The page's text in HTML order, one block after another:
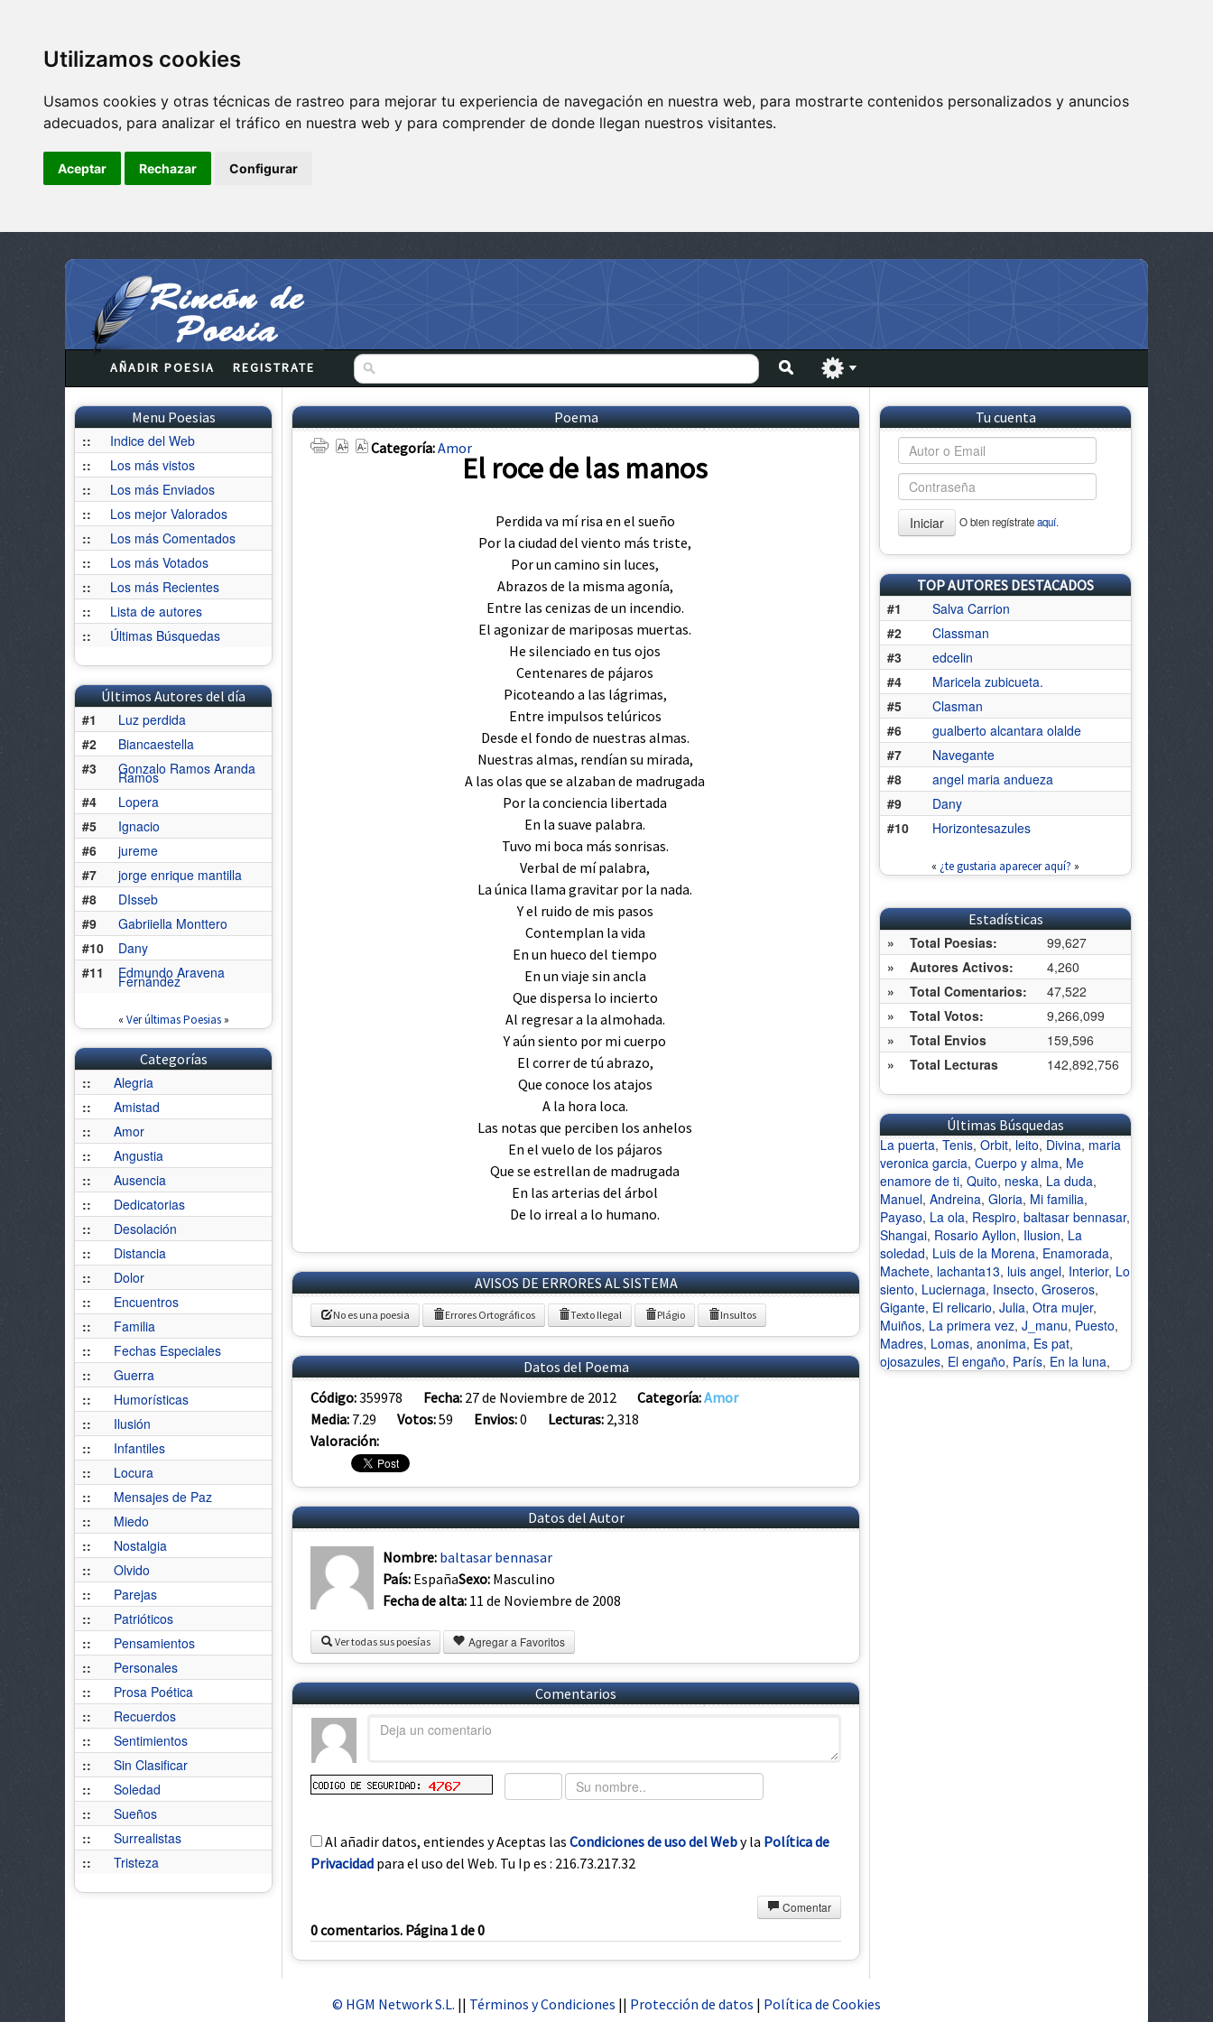
Utilizamos cookies
Usamos cookies y otras técnicas de rastreo para mejorar tu experiencia de navegación en nuestra web, para mostrarte contenidos personalizados y anuncios
adecuados, para analizar el tráfico en nuestra web y para comprender de donde llegan nuestros visitantes.
Aceptar Rechazar Configurar
AÑADIR POESIA REGISTRATE
Menu Poesias
::
Indice del Web
::
Los más vistos
::
Los más Enviados
::
Los mejor Valorados
::
Los más Comentados
::
Los más Votados
::
Los más Recientes
::
Lista de autores
::
Últimas Búsquedas
Últimos Autores del día
#1
Luz perdida
#2
Biancaestella
#3
Gonzalo Ramos Aranda
Ramos
#4
Lopera
#5
Ignacio
#6
jureme
#7
jorge enrique mantilla
#8
DIsseb
#9
Gabriiella Monttero
#10
Dany
#11
Edmundo Aravena
Fernández
« Ver últimas Poesias»
Categorías
::
Alegria
::
Amistad
::
Amor
::
Angustia
::
Ausencia
::
Dedicatorias
::
Desolación
::
Distancia
::
Dolor
::
Encuentros
::
Familia
::
Fechas Especiales
::
Guerra
::
Humorísticas
::
Ilusión
::
Infantiles
::
Locura
::
Mensajes de Paz
::
Miedo
::
Nostalgia
::
Olvido
::
Parejas
::
Patrióticos
::
Pensamientos
::
Personales
::
Prosa Poética
::
Recuerdos
::
Sentimientos
::
Sin Clasificar
::
Soledad
::
Sueños
::
Surrealistas
::
Tristeza
Poema
Categoría:Amor
El roce de las manos
Perdida va mí risa en el sueño
Por la ciudad del viento más triste,
Por un camino sin luces,
Abrazos de la misma agonía,
Entre las cenizas de un incendio.
El agonizar de mariposas muertas.
He silenciado en tus ojos
Centenares de pájaros
Picoteando a las lágrimas,
Entre impulsos telúricos
Desde el fondo de nuestras almas.
Nuestras almas, rendían su mirada,
A las olas que se alzaban de madrugada
Por la conciencia libertada
En la suave palabra.
Tuvo mi boca más sonrisas.
Verbal de mí palabra,
La única llama gravitar por la nada.
Y el ruido de mis pasos
Contemplan la vida
En un hueco del tiempo
En un viaje sin ancla
Que dispersa lo incierto
Al regresar a la almohada.
Y aún siento por mi cuerpo
El correr de tú abrazo,
Que conoce los atajos
A la hora loca.
Las notas que perciben los anhelos
En el vuelo de los pájaros
Que se estrellan de madrugada
En las arterias del árbol
De lo irreal a lo humano.
AVISOS DE ERRORES AL SISTEMA
No es una poesia Errores Ortográficos Texto Ilegal Plágio Insultos
Datos del Poema
Código:359978 Fecha: 27 de Noviembre de 2012 Categoría:Amor
Media: 7.29 Votos:59 Envios:0 Lecturas: 2,318
Valoración:
Datos del Autor
Nombre: baltasar bennasar
País: EspañaSexo: Masculino
Fecha de alta: 11 de Noviembre de 2008
Ver todas sus poesías Agregar a Favoritos
Comentarios
Al añadir datos, entiendes y Aceptas las Condiciones de uso del Weby la Política de
Privacidad para el uso del Web. Tu Ip es : 216.73.217.32
Comentar
0 comentarios. Página 1 de 0
Tu cuenta
Iniciar O bien regístrateaquí.
TOP AUTORES DESTACADOS
#1
Salva Carrion
#2
Classman
#3
edcelin
#4
Maricela zubicueta.
#5
Clasman
#6
gualberto alcantara olalde
#7
Navegante
#8
angel maria andueza
#9
Dany
#10
Horizontesazules
« ¿te gustaria aparecer aquí? »
Estadísticas
»
Total Poesias:
99,627
»
Autores Activos:
4,260
»
Total Comentarios:
47,522
»
Total Votos:
9,266,099
»
Total Envios
159,596
»
Total Lecturas 142,892,756
Últimas Búsquedas
La puerta, Tenis, Orbit, leito, Divina, maria
veronica garcia, Cuerpo y alma, Me
enamore de ti, Quito, neska, La duda,
Manuel, Andreina, Gloria, Mi familia,
Payaso, La ola, Respiro, baltasar bennasar,
Shangai, Rosario Ayllon, Ilusion, La
soledad, Luis de la Morena, Enamorada,
Machete, lachanta13, luis angel, Interior, Lo
siento, Luciernaga, Insecto, Groseros,
Gigante, El relicario, Julia, Otra mujer,
Muiños, La primera vez, J_manu, Puesto,
Madres, Lomas, anonima, Es pat,
ojosazules, El engaño, París, En la luna,
© HGM Network S.L. || Términos y Condiciones || Protección de datos | Política de Cookies